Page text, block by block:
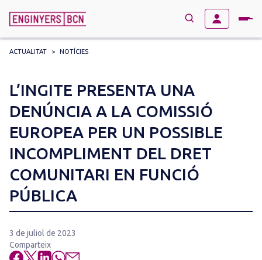
for:
ACTUALITAT > NOTÍCIES
L’INGITE PRESENTA UNA
DENÚNCIA A LA COMISSIÓ
EUROPEA PER UN POSSIBLE
INCOMPLIMENT DEL DRET
COMUNITARI EN FUNCIÓ
PÚBLICA
3 de juliol de 2023
Comparteix